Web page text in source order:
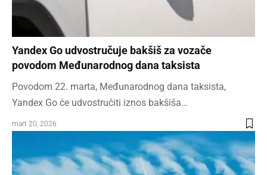
Yandex Go udvostručuje bakšiš za vozače
povodom Međunarodnog dana taksista
Povodom 22. marta, Međunarodnog dana taksista,
Yandex Go će udvostručiti iznos bakšiša…
mart 20, 2026